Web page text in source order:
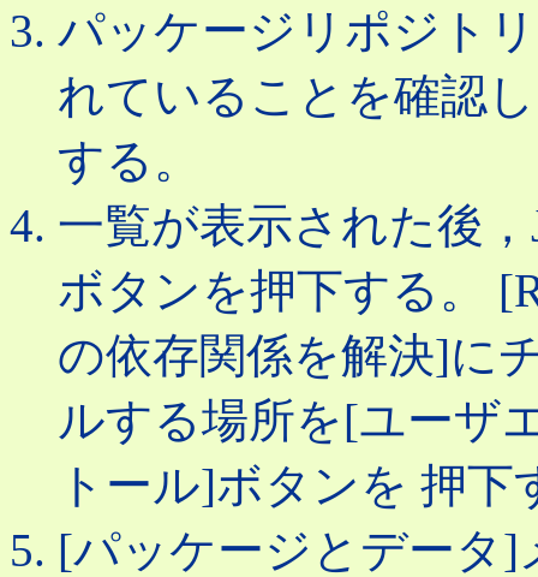
パッケージリポジト
れていることを確認
する。
一覧が表示された後
ボタンを押下する。
の依存関係を解決]に
ルする場所を[ユーザ
トール]ボタンを 押下
[パッケージとデータ